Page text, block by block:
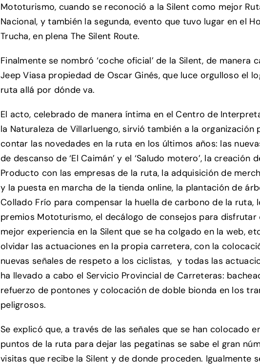
Mototurismo, cuando se reconoció a la Silent como mejor
Nacional, y también la segunda, evento que tuvo lugar en el
Trucha, en plena The Silent Route.
Finalmente se nombró ‘coche oficial’ de la Silent, de manera
Jeep Viasa propiedad de Oscar Ginés, que luce orgulloso el
ruta allá por dónde va.
El acto, celebrado de manera íntima en el Centro de
la Naturaleza de Villarluengo, sirvió también a la organización
contar las novedades en la ruta en los últimos años: las
de descanso de ‘El Caimán’ y el ‘Saludo motero’, la creación
Producto con las empresas de la ruta, la adquisición de
y la puesta en marcha de la tienda online, la plantación de
Collado Frío para compensar la huella de carbono de la ruta,
premios Mototurismo, el decálogo de consejos para disfrutar
mejor experiencia en la Silent que se ha colgado en la web,
olvidar las actuaciones en la propia carretera, con la
nuevas señales de respeto a los ciclistas, y todas las
ha llevado a cabo el Servicio Provincial de Carreteras:
refuerzo de pontones y colocación de doble bionda en los
peligrosos.
Se explicó que, a través de las señales que se han colocado
puntos de la ruta para dejar las pegatinas se sabe el gran
visitas que recibe la Silent y de donde proceden. Igualmente